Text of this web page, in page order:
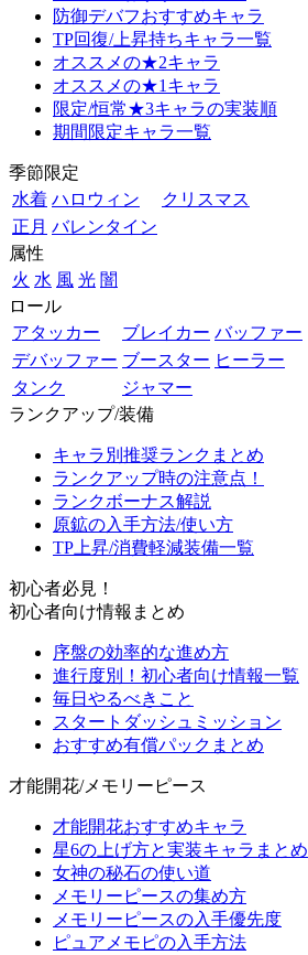
防御デバフおすすめキャラ
TP回復/上昇持ちキャラ一覧
オススメの★2キャラ
オススメの★1キャラ
限定/恒常★3キャラの実装順
期間限定キャラ一覧
季節限定
水着 ハロウィン
クリスマス
正月 バレンタイン
属性
火 水 風 光 闇
ロール
アタッカー
ブレイカー バッファー
デバッファー ブースター ヒーラー
タンク
ジャマー
ランクアップ/装備
キャラ別推奨ランクまとめ
ランクアップ時の注意点！
ランクボーナス解説
原鉱の入手方法/使い方
TP上昇/消費軽減装備一覧
初心者必見！
初心者向け情報まとめ
序盤の効率的な進め方
進行度別！初心者向け情報一覧
毎日やるべきこと
スタートダッシュミッション
おすすめ有償パックまとめ
才能開花/メモリーピース
才能開花おすすめキャラ
星6の上げ方と実装キャラまとめ
女神の秘石の使い道
メモリーピースの集め方
メモリーピースの入手優先度
ピュアメモピの入手方法